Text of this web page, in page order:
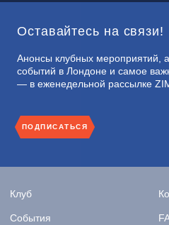
Оставайтесь на связи!
Анонсы клубных мероприятий,
событий в Лондоне и самое
— в еженедельной рассылке
ПОДПИСАТЬСЯ
Клуб
События